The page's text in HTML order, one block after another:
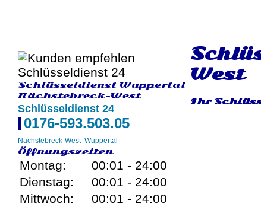
Schlüsseldienst Wuppertal
Nächstebreck-West
Schlüsseldienst 24
0176-593.503.05
Nächstebreck-West Wuppertal
Öffnungszeiten
Montag:
00:01 - 24:00
Dienstag:
00:01 - 24:00
Mittwoch:
00:01 - 24:00
West
Ihr